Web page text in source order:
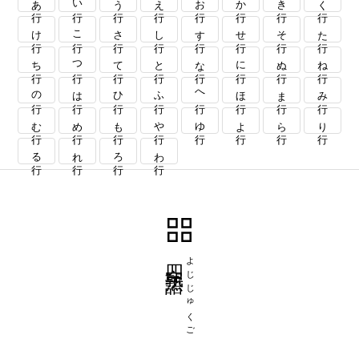
け行 こ行 さ行 し行 す行 せ行 そ行 た行
ち行 つ行 て行 と行 な行 に行 ぬ行 ね行
の行 は行 ひ行 ふ行 へ行 ほ行 ま行 み行
む行 め行 も行 や行 ゆ行 よ行 ら行 り行
る行 れ行 ろ行 わ行
よじじゅくご